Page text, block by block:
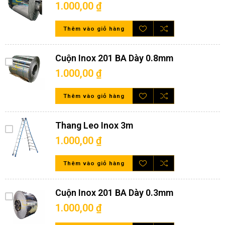
Xe đẩy hàng inox thiết kế đơn giản nhất
Ưu điểm nổi bật của xe đẩy inox
Chất lượng tốt, độ bền cao: Được gia công bằng chất liệu inox
nên xe đẩy inox sẽ mang toàn bộ những ưu điểm của inox nói
1.000,00 ₫
Thêm vào giỏ hàng
Cuộn Inox 201 BA Dày 0.8mm
1.000,00 ₫
Thêm vào giỏ hàng
Thang Leo Inox 3m
1.000,00 ₫
Thêm vào giỏ hàng
Cuộn Inox 201 BA Dày 0.3mm
1.000,00 ₫